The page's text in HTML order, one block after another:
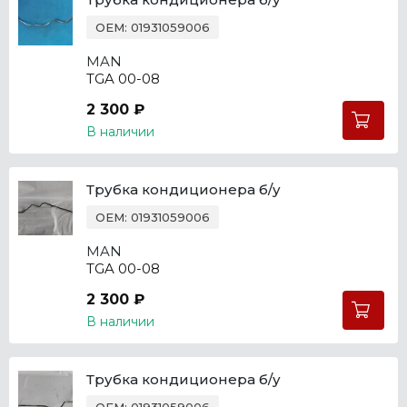
OEM: 01931059006
MAN
TGA 00-08
2 300 ₽
В наличии
Трубка кондиционера б/у
OEM: 01931059006
MAN
TGA 00-08
2 300 ₽
В наличии
Трубка кондиционера б/у